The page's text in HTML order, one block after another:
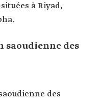
à Riyad,
saoudienne des
des